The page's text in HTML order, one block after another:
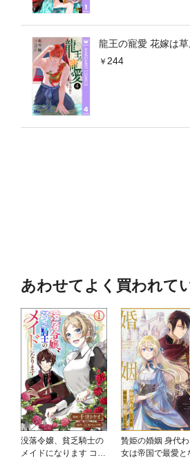
龍王の寵愛 花嫁は
244
あわせてよく買われて
没落令嬢、貧乏騎士の
メイドになります コミ
贄姫の婚姻 身代
女は帝国で最愛と